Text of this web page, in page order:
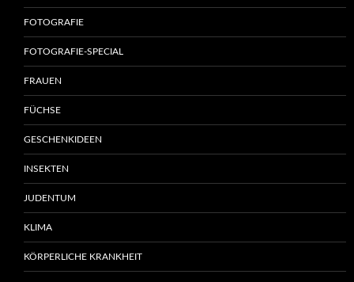
FOTOGRAFIE
FOTOGRAFIE-SPECIAL
FRAUEN
FÜCHSE
GESCHENKIDEEN
INSEKTEN
JUDENTUM
KLIMA
KÖRPERLICHE KRANKHEIT